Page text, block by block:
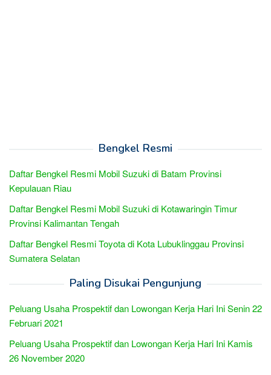
Bengkel Resmi
Daftar Bengkel Resmi Mobil Suzuki di Batam Provinsi
Kepulauan Riau
Daftar Bengkel Resmi Mobil Suzuki di Kotawaringin Timur
Provinsi Kalimantan Tengah
Daftar Bengkel Resmi Toyota di Kota Lubuklinggau Provinsi
Sumatera Selatan
Paling Disukai Pengunjung
Peluang Usaha Prospektif dan Lowongan Kerja Hari Ini Senin 22
Februari 2021
Peluang Usaha Prospektif dan Lowongan Kerja Hari Ini Kamis
26 November 2020